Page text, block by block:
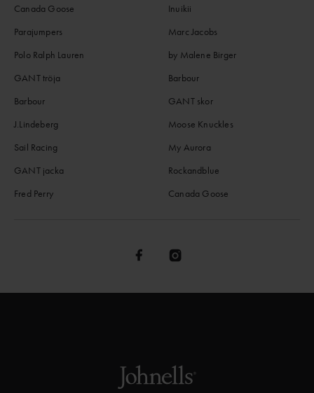
Canada Goose
Parajumpers
Polo Ralph Lauren
GANT tröja
Barbour
J.Lindeberg
Sail Racing
GANT jacka
Fred Perry
Inuikii
Marc Jacobs
by Malene Birger
Barbour
GANT skor
Moose Knuckles
My Aurora
Rockandblue
Canada Goose